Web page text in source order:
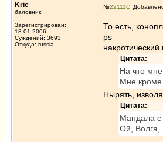
Krie
баловник
Зарегистрирован:
18.01.2006
Суждений: 3693
Откуда: russia
№22111
То есть,
ps
накротический
Цитата:
На что
Мне кроме
Нырять,
Цитата:
Мандала с
Ой, Волга,